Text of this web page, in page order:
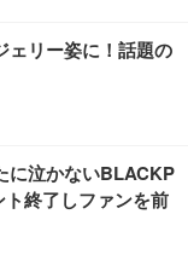
ェリー姿に！話題の
泣かないBLACKP
終了しファンを前